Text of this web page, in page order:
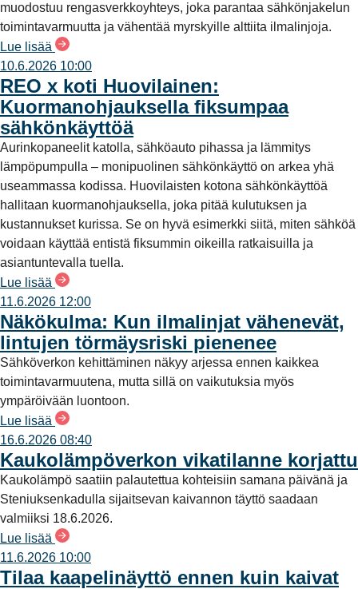
muodostuu rengasverkkoyhteys, joka parantaa sähkönjakelun
toimintavarmuutta ja vähentää myrskyille alttiita ilmalinjoja.
Lue lisää
10.6.2026 10:00
REO x koti Huovilainen:
Kuormanohjauksella fiksumpaa
sähkönkäyttöä
Aurinkopaneelit katolla, sähköauto pihassa ja lämmitys
lämpöpumpulla – monipuolinen sähkönkäyttö on arkea yhä
useammassa kodissa. Huovilaisten kotona sähkönkäyttöä
hallitaan kuormanohjauksella, joka pitää kulutuksen ja
kustannukset kurissa. Se on hyvä esimerkki siitä, miten sähköä
voidaan käyttää entistä fiksummin oikeilla ratkaisuilla ja
asiantuntevalla tuella.
Lue lisää
11.6.2026 12:00
Näkökulma: Kun ilmalinjat vähenevät,
lintujen törmäysriski pienenee
Sähköverkon kehittäminen näkyy arjessa ennen kaikkea
toimintavarmuutena, mutta sillä on vaikutuksia myös
ympäröivään luontoon.
Lue lisää
16.6.2026 08:40
Kaukolämpöverkon vikatilanne korjattu
Kaukolämpö saatiin palautettua kohteisiin samana päivänä ja
Steniuksenkadulla sijaitsevan kaivannon täyttö saadaan
valmiiksi 18.6.2026.
Lue lisää
11.6.2026 10:00
Tilaa kaapelinäyttö ennen kuin kaivat